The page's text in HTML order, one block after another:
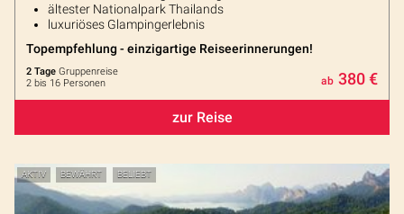
ältester Nationalpark Thailands
luxuriöses Glampingerlebnis
Topempfehlung - einzigartige Reiseerinnerungen!
2 Tage Gruppenreise
2 bis 16 Personen
ab 380 €
zur Reise
AKTIV BEWÄHRT BELIEBT